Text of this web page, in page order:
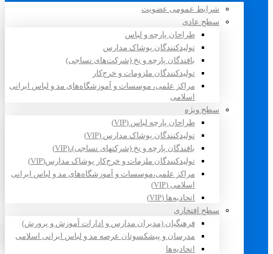
شرایط عمومی عضویت
سطح عادی
طراحان پارچه و لباس
تولیدکنندگان پوشاک مدارس
بافندگان پارچه و نخ (شرکت‌های نساجی)
تولیدکنندگان ملزومات و خرج‌کار
مراکز علمی، موسسات و آموزشگاه‌های مد و لباس ایرانی
اسلامی
سطح ویژه
طراحان پارچه لباس (VIP)
تولیدکنندگان پوشاک مدارس (VIP)
بافندگان پارچه و نخ (شرکتهای نساجی)،(VIP)
تولیدکنندگان ملزمات و خرج‌کار پوشاک مدارس(VIP)
مراکز علمی،موسسات و آموزشگاه‌های مد و لباس ایرانی
اسلامی (VIP)
اتحادیه‌ها (VIP)
سطح افتخاری
فرهنگیان (مدیران مدارس و ادارات آموزش و پرورش)
مدرسان و پیشکسوتان عرصه مد و لباس ایرانی اسلامی
اتحادیه‌ها